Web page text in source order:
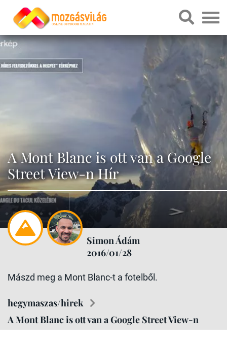
A Mont Blanc is ott van a Google
Street View-n Hír
Simon Ádám
2016/01/28
Mászd meg a Mont Blanc-t a fotelből.
hegymaszas/hirek
A Mont Blanc is ott van a Google Street View-n